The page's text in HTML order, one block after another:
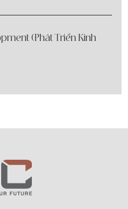
(Phát Triển Kinh